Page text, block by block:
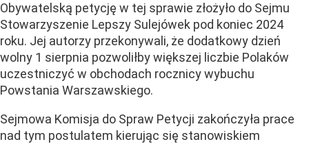
Obywatelską petycję w tej sprawie złożyło do Sejmu
Stowarzyszenie Lepszy Sulejówek pod koniec 2024
roku. Jej autorzy przekonywali, że dodatkowy dzień
wolny 1 sierpnia pozwoliłby większej liczbie Polaków
uczestniczyć w obchodach rocznicy wybuchu
Powstania Warszawskiego.
Sejmowa Komisja do Spraw Petycji zakończyła prace
nad tym postulatem kierując się stanowiskiem